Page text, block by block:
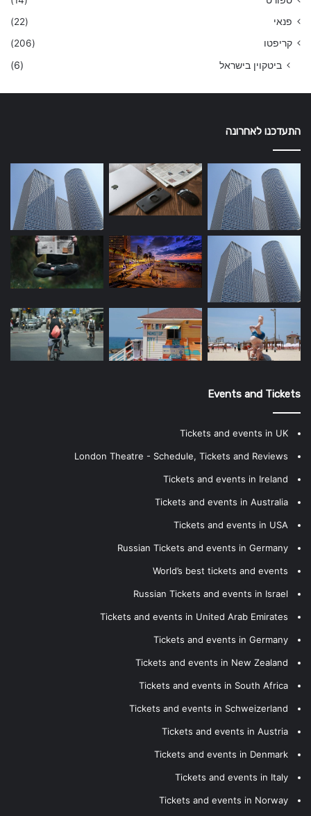
פנאי
(22)
קריפטו
(206)
ביטקוין בישראל (6)
התעדכנו לאחרונה
Events and Tickets
Tickets and events in UK
London Theatre - Schedule, Tickets and Reviews
Tickets and events in Ireland
Tickets and events in Australia
Tickets and events in USA
Russian Tickets and events in Germany
World’s best tickets and events
Russian Tickets and events in Israel
Tickets and events in United Arab Emirates
Tickets and events in Germany
Tickets and events in New Zealand
Tickets and events in South Africa
Tickets and events in Schweizerland
Tickets and events in Austria
Tickets and events in Denmark
Tickets and events in Italy
Tickets and events in Norway